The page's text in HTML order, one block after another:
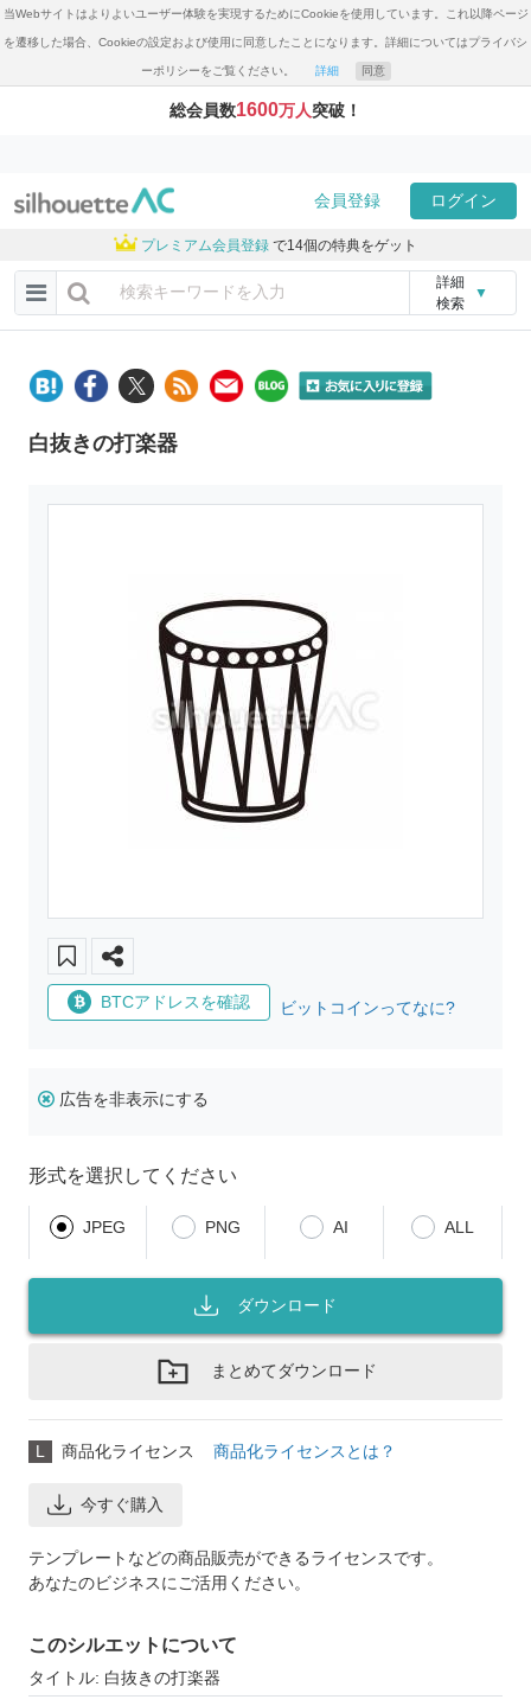
当Webサイトはよりよいユーザー体験を実現するためにCookieを使用しています。これ以降ページ
を遷移した場合、Cookieの設定および使用に同意したことになります。詳細についてはプライバシ
ーポリシーをご覧ください。 詳細 同意
総会員数1600万人突破！
会員登録 ログイン
プレミアム会員登録 で14個の特典をゲット
詳細
検索
▼
白抜きの打楽器
BTCアドレスを確認 ビットコインってなに?
広告を非表示にする
形式を選択してください
JPEG PNG AI ALL
ダウンロード
まとめてダウンロード
L 商品化ライセンス 商品化ライセンスとは？
今すぐ購入
テンプレートなどの商品販売ができるライセンスです。
あなたのビジネスにご活用ください。
このシルエットについて
タイトル: 白抜きの打楽器